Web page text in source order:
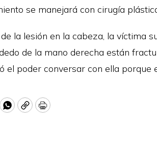
se manejará con cirugía
la lesión en la cabeza, la víctima
de la mano derecha están
el poder conversar con ella porque
WhatsApp
CopyPrint